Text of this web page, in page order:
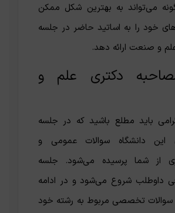
می‌تواند به بهترین شکل ممکن
خود را به اساتید حاضر در جلسه
و صنعت ارائه دهد.
دکتری علم و
باید مطلع باشید که در جلسه
این دانشگاه سوالات عمومی و
از شما پرسیده می‌شود. جلسه
داوطلب شروع می‌شود و در ادامه
سوالات تخصصی مربوط به رشته خود